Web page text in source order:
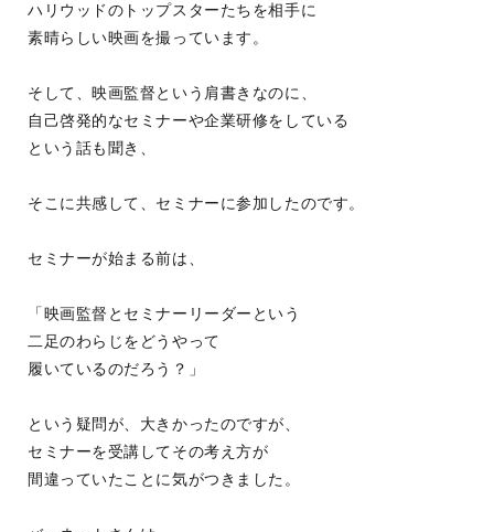
ハリウッドのトップスターたちを相手に
素晴らしい映画を撮っています。
そして、映画監督という肩書きなのに、
自己啓発的なセミナーや企業研修をしている
という話も聞き、
そこに共感して、セミナーに参加したのです。
セミナーが始まる前は、
「映画監督とセミナーリーダーという
二足のわらじをどうやって
履いているのだろう？」
という疑問が、大きかったのですが、
セミナーを受講してその考え方が
間違っていたことに気がつきました。